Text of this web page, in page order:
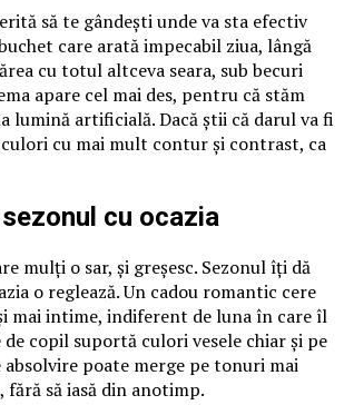
să te gândești unde va sta efectiv
care arată impecabil ziua, lângă
cu totul altceva seara, sub becuri
apare cel mai des, pentru că stăm
lumină artificială. Dacă știi că darul va fi
cu mai mult contur și contrast, ca
cu ocazia
mulți o sar, și greșesc. Sezonul îți dă
o reglează. Un cadou romantic cere
mai intime, indiferent de luna în care îl
de copil suportă culori vesele chiar și pe
absolvire poate merge pe tonuri mai
fără să iasă din anotimp.